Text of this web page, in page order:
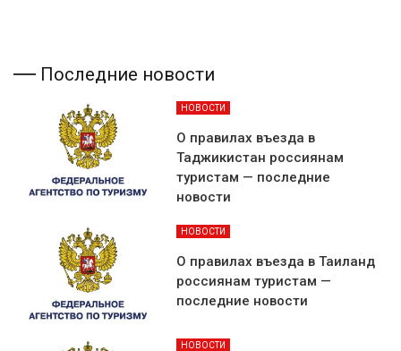
Последние новости
НОВОСТИ
О правилах въезда в
Таджикистан россиянам
туристам — последние
новости
НОВОСТИ
О правилах въезда в Таиланд
россиянам туристам —
последние новости
НОВОСТИ